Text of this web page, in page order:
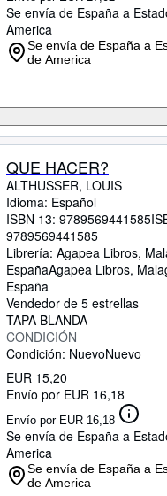
Se envía de España a
America
Se envía de España a
de America
QUE HACER?
ALTHUSSER, LOUIS
Idioma: Español
ISBN 13: 9789569441585
9789569441585
Librería: Agapea Libros,
EspañaAgapea Libros,
España
Vendedor de 5 estrellas
TAPA BLANDA
CONDICIÓN
Condición: NuevoNuevo
EUR 15,20
Envío por EUR 16,18
Envío por EUR 16,18
Se envía de España a
America
Se envía de España a
de America